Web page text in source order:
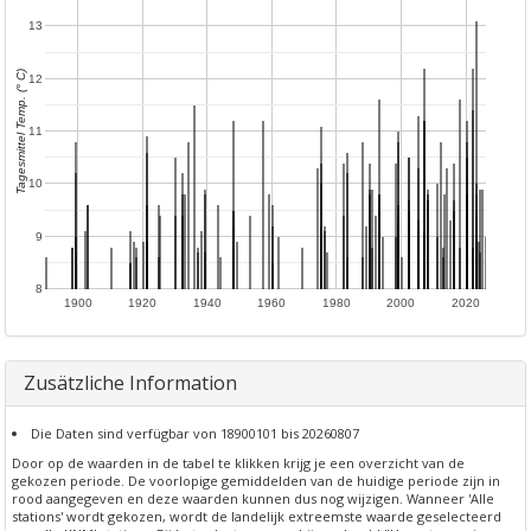
1900 1920 1940 1960 1980 2000 2020
8
9
10
11
12
13
Tagesmittel Temp. (° C)
Zusätzliche Information
Die Daten sind verfügbar von 18900101 bis 20260807
Door op de waarden in de tabel te klikken krijg je een overzicht van de
gekozen periode. De voorlopige gemiddelden van de huidige periode zijn in
rood aangegeven en deze waarden kunnen dus nog wijzigen. Wanneer 'Alle
stations' wordt gekozen, wordt de landelijk extreemste waarde geselecteerd